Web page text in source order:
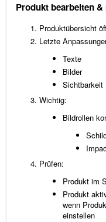
Produkt bearbeiten
Produktübersicht
Letzte
Texte
Bilder
Sichtbarkeit
Wichtig:
Bildrollen
Prüfen:
Produkt im
Produkt
wenn
einstellen